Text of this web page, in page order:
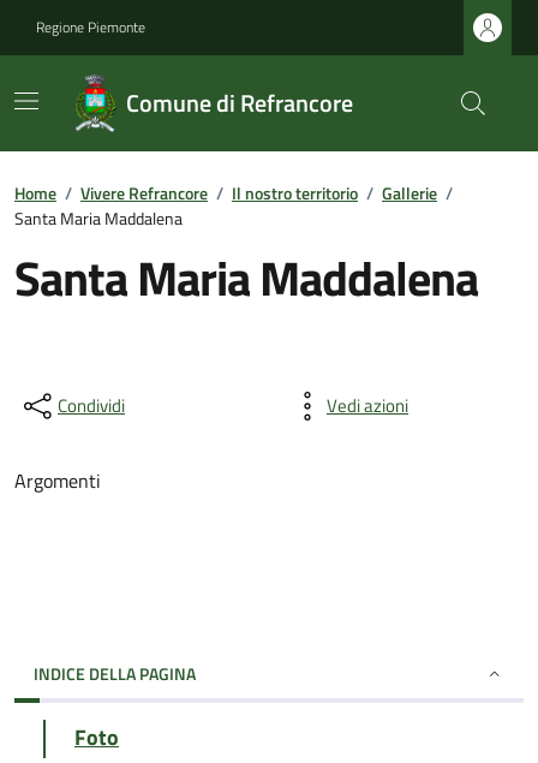
Regione Piemonte
Comune di Refrancore
Home / Vivere Refrancore / Il nostro territorio / Gallerie /
Santa Maria Maddalena
Santa Maria Maddalena
Condividi Vedi azioni
Argomenti
INDICE DELLA PAGINA
Foto